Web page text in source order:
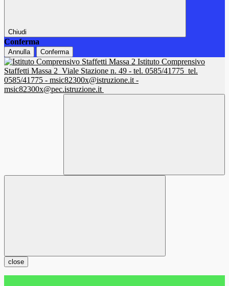
Chiudi
Conferma
Annulla Conferma
Istituto Comprensivo
Staffetti Massa 2 Viale Stazione n. 49 - tel. 0585/41775 tel.
0585/41775 - msic82300x@istruzione.it -
msic82300x@pec.istruzione.it
close